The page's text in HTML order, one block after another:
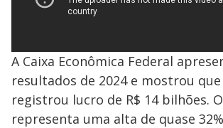
A Caixa Econômica Federal
resultados de 2024 e mostrou
registrou lucro de R$ 14 bilhões.
representa uma alta de quase